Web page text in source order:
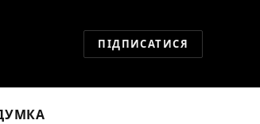
ПІДПИСАТИСЯ